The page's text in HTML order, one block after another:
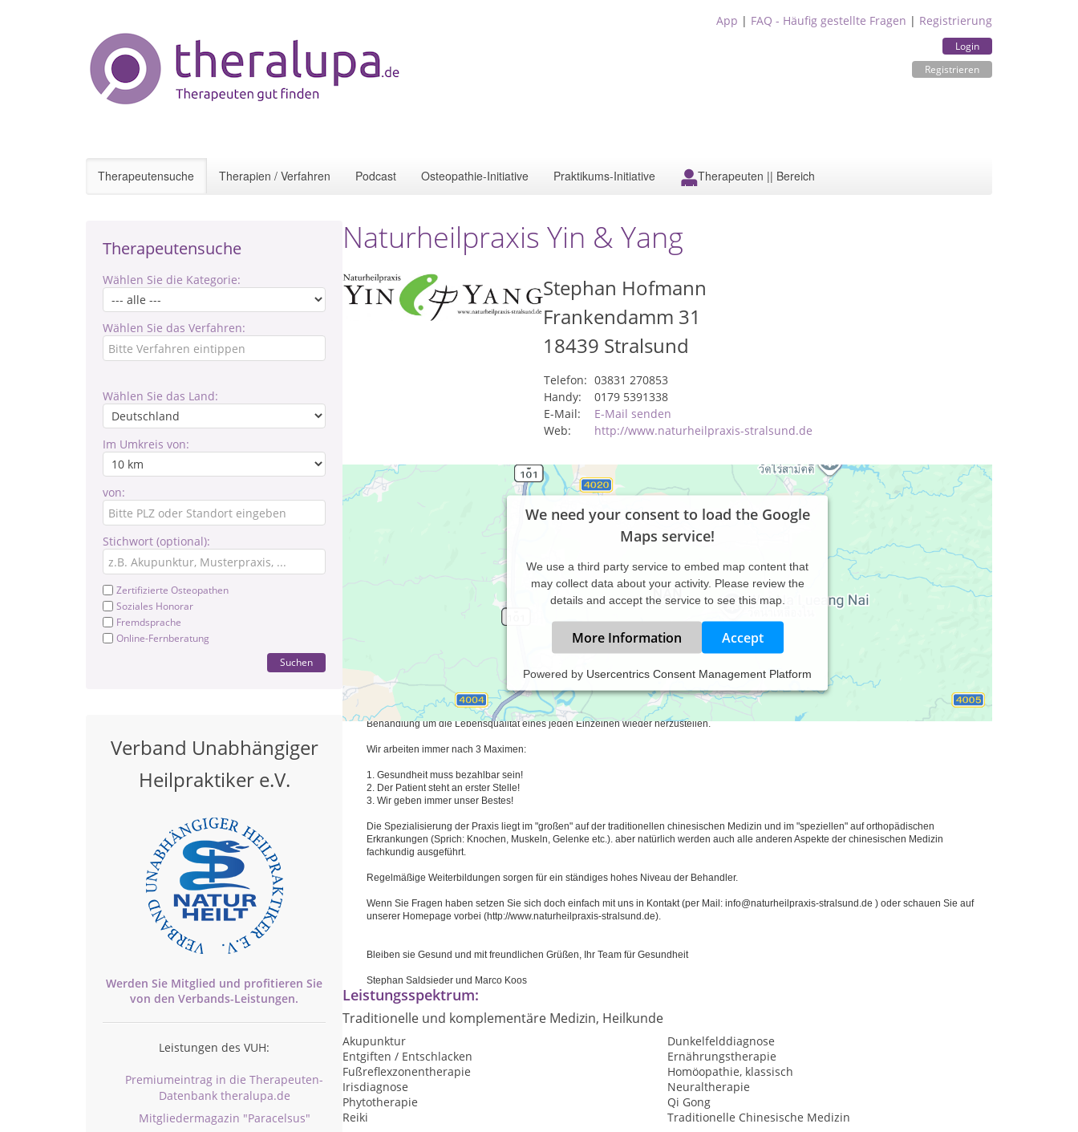
App | FAQ - Häufig gestellte Fragen | Registrierung
Login
Registrieren
Therapeutensuche Therapien / Verfahren Podcast Osteopathie-Initiative Praktikums-Initiative Therapeuten || Bereich
Therapeutensuche
Wählen Sie die Kategorie:
Wählen Sie das Verfahren:
Wählen Sie das Land:
Im Umkreis von:
von:
Stichwort (optional):
Zertifizierte Osteopathen
Soziales Honorar
Fremdsprache
Online-Fernberatung
Suchen
Verband Unabhängiger
Heilpraktiker e.V.
Werden Sie Mitglied und profitieren Sie
von den Verbands-Leistungen.
Leistungen des VUH:
Premiumeintrag in die Therapeuten-
Datenbank theralupa.de
Mitgliedermagazin "Paracelsus"
Naturheilpraxis Yin & Yang
Stephan Hofmann
Frankendamm 31
18439 Stralsund
Telefon: 03831 270853
Handy:
0179 5391338
E-Mail:
E-Mail senden
Web:
http://www.naturheilpraxis-stralsund.de
We need your consent to load the Google
Maps service!
We use a third party service to embed map content that
may collect data about your activity. Please review the
details and accept the service to see this map.
More Information Accept
Powered by Usercentrics Consent Management Platform
Willkommen in der Naturheilpraxis Yin & Yang,
unsere Praxis befindet sich seit 2004 in der schönen Hansestadt Stralsund. Hier bieten wir unseren Patienten eine umfassende Diagnostik und
Behandlung um die Lebensqualität eines jeden Einzelnen wieder herzustellen.
Wir arbeiten immer nach 3 Maximen:
1. Gesundheit muss bezahlbar sein!
2. Der Patient steht an erster Stelle!
3. Wir geben immer unser Bestes!
Die Spezialisierung der Praxis liegt im "großen" auf der traditionellen chinesischen Medizin und im "speziellen" auf orthopädischen
Erkrankungen (Sprich: Knochen, Muskeln, Gelenke etc.). aber natürlich werden auch alle anderen Aspekte der chinesischen Medizin
fachkundig ausgeführt.
Regelmäßige Weiterbildungen sorgen für ein ständiges hohes Niveau der Behandler.
Wenn Sie Fragen haben setzen Sie sich doch einfach mit uns in Kontakt (per Mail: info@naturheilpraxis-stralsund.de ) oder schauen Sie auf
unserer Homepage vorbei (http://www.naturheilpraxis-stralsund.de).
Bleiben sie Gesund und mit freundlichen Grüßen, Ihr Team für Gesundheit
Stephan Saldsieder und Marco Koos
Leistungsspektrum:
Traditionelle und komplementäre Medizin, Heilkunde
Akupunktur
Dunkelfelddiagnose
Entgiften / Entschlacken
Ernährungstherapie
Fußreflexzonentherapie
Homöopathie, klassisch
Irisdiagnose
Neuraltherapie
Phytotherapie
Qi Gong
Reiki
Traditionelle Chinesische Medizin